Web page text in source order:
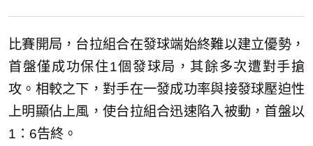
比賽開局，台拉組合在發球端始終難以建立優勢，
首盤僅成功保住1個發球局，其餘多次遭對手搶
攻。相較之下，對手在一發成功率與接發球壓迫性
上明顯佔上風，使台拉組合迅速陷入被動，首盤以
1：6告終。